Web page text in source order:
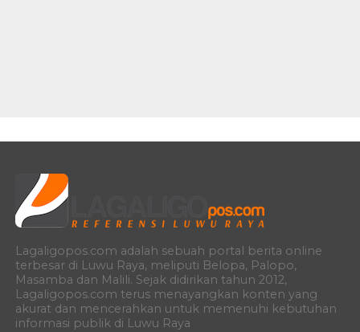
Lagaligopos.com adalah sebuah portal berita online
terbesar di Luwu Raya, meliputi Belopa, Palopo,
Masamba dan Malili. Sejak didirikan tahun 2012,
Lagaligopos.com terus menayangkan konten yang
akurat dan mencerahkan untuk memenuhi kebutuhan
informasi publik di Luwu Raya